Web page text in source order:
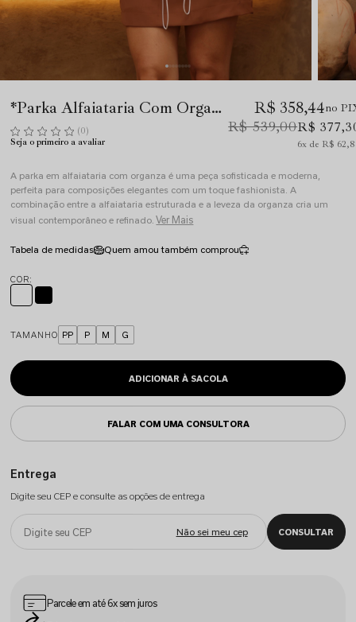
*Parka Alfaiataria Com Organza Off
(0)
Seja o primeiro a avaliar
R$ 358,44no
R$ 539,00R$
6x R$
A parka em alfaiataria com organza é uma peça sofisticada e moderna,
perfeita para composições elegantes com um toque fashionista. A
combinação entre a alfaiataria estruturada e a leveza da organza cria um
visual contemporâneo e refinado. Ver Mais
Tabela de medidas Quem amou também comprou
TAMANHO PP P M G
Parcele em até6x sem juros